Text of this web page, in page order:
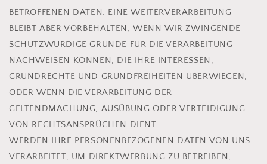
BETROFFENEN DATEN. EINE WEITERVERARBEITUNG
BLEIBT ABER VORBEHALTEN, WENN WIR ZWINGENDE
SCHUTZWÜRDIGE GRÜNDE FÜR DIE VERARBEITUNG
NACHWEISEN KÖNNEN, DIE IHRE INTERESSEN,
GRUNDRECHTE UND GRUNDFREIHEITEN ÜBERWIEGEN,
ODER WENN DIE VERARBEITUNG DER
GELTENDMACHUNG, AUSÜBUNG ODER VERTEIDIGUNG
VON RECHTSANSPRÜCHEN DIENT.
WERDEN IHRE PERSONENBEZOGENEN DATEN VON UNS
VERARBEITET, UM DIREKTWERBUNG ZU BETREIBEN,